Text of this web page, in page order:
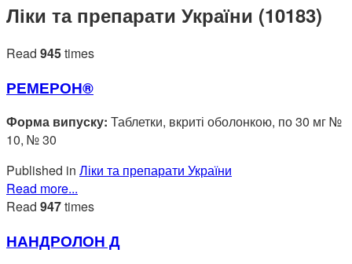
Ліки та препарати України (10183)
Read 945times
РЕМЕРОН®
Форма випуску: Таблетки, вкриті оболонкою, по 30 мг №
10, № 30
Published in Ліки та препарати України
Read more...
Read 947times
НАНДРОЛОН Д